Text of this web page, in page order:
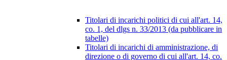
Titolari di incarichi politici di cui all'art. 14,
co. 1, del dlgs n. 33/2013 (da pubblicare in
tabelle)
Titolari di incarichi di amministrazione, di
direzione o di governo di cui all'art. 14, co.